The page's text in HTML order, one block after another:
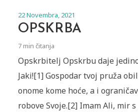
22 Novembra, 2021
OPSKRBA
7 min čitanja
Opskrbitelj ‏Opskrbu daje jedino Allah, Moćni i
Jaki![1] Gospodar tvoj pruža
onome kome hoće, a i
robove Svoje.[2] Imam Ali, mir